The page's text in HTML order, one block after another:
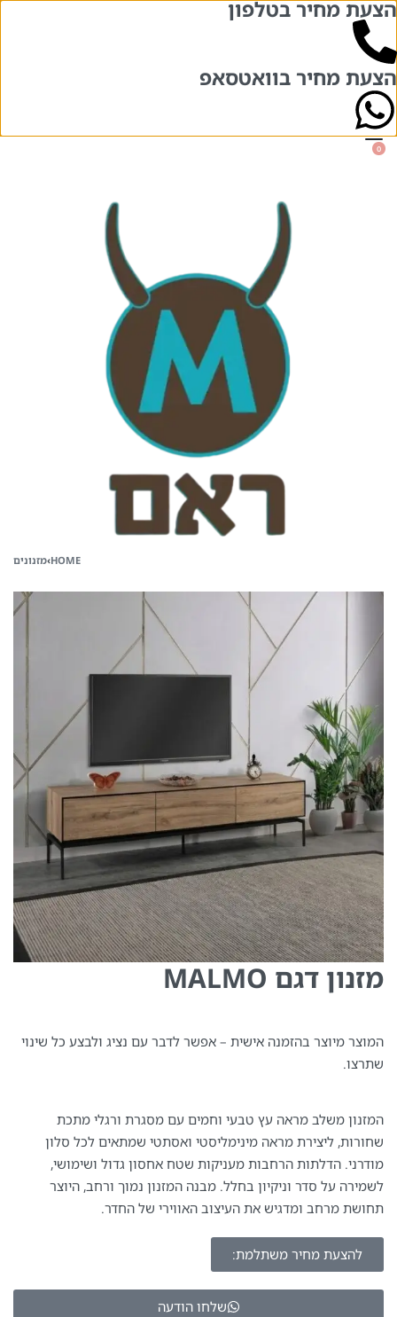
בואו לבקר אותנו בשני סניפים – אחד מול
השני!
הרצל 84 והרצל 71, תל אביב
0
HOME
›מזנונים
מזנון דגם MALMO
המוצר מיוצר בהזמנה אישית – אפשר לדבר עם נציג ולבצע כל שינוי
שתרצו.
המזנון משלב מראה עץ טבעי וחמים עם מסגרת ורגלי מתכת
שחורות, ליצירת מראה מינימליסטי ואסתטי שמתאים לכל סלון
מודרני. הדלתות הרחבות מעניקות שטח אחסון גדול ושימושי,
לשמירה על סדר וניקיון בחלל. מבנה המזנון נמוך ורחב, היוצר
תחושת מרחב ומדגיש את העיצוב האווירי של החדר.
להצעת מחיר משתלמת:
שלחו הודעה
הצעת מחיר בטלפון
הצעת מחיר בוואטסאפ